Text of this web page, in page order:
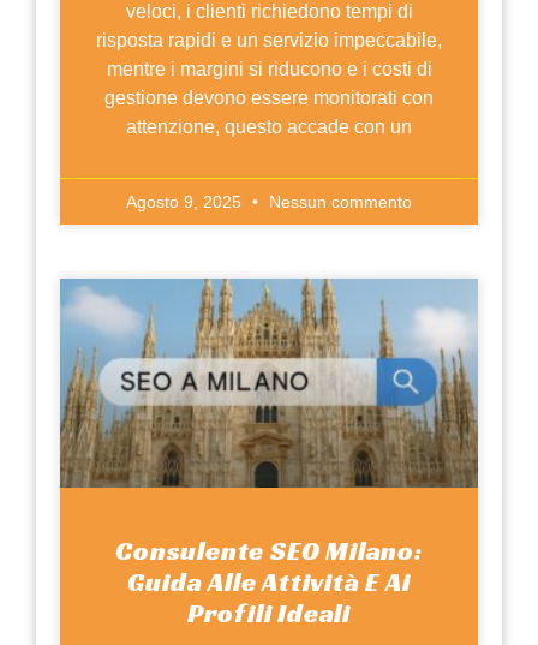
veloci, i clienti richiedono tempi di
risposta rapidi e un servizio impeccabile,
mentre i margini si riducono e i costi di
gestione devono essere monitorati con
attenzione, questo accade con un
Agosto 9, 2025 Nessun commento
Consulente SEO Milano:
Guida Alle Attività E Ai
Profili Ideali